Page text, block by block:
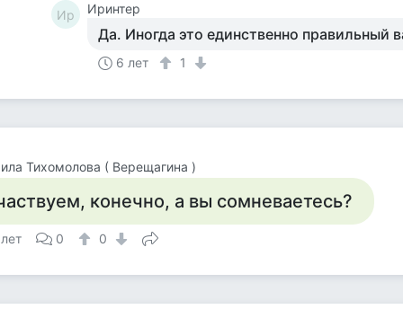
Ир Иринтер
Да. Иногда это единственно правильный
6 лет 1
Тихомолова ( Верещагина )
конечно, а вы сомневаетесь?
0 0